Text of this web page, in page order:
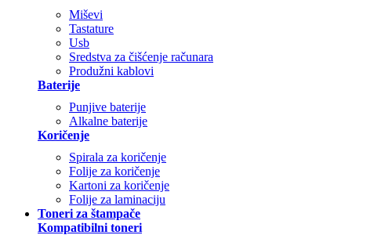
Miševi
Tastature
Usb
Sredstva za čišćenje računara
Produžni kablovi
Baterije
Punjive baterije
Alkalne baterije
Koričenje
Spirala za koričenje
Folije za koričenje
Kartoni za koričenje
Folije za laminaciju
Toneri za štampače
Kompatibilni toneri